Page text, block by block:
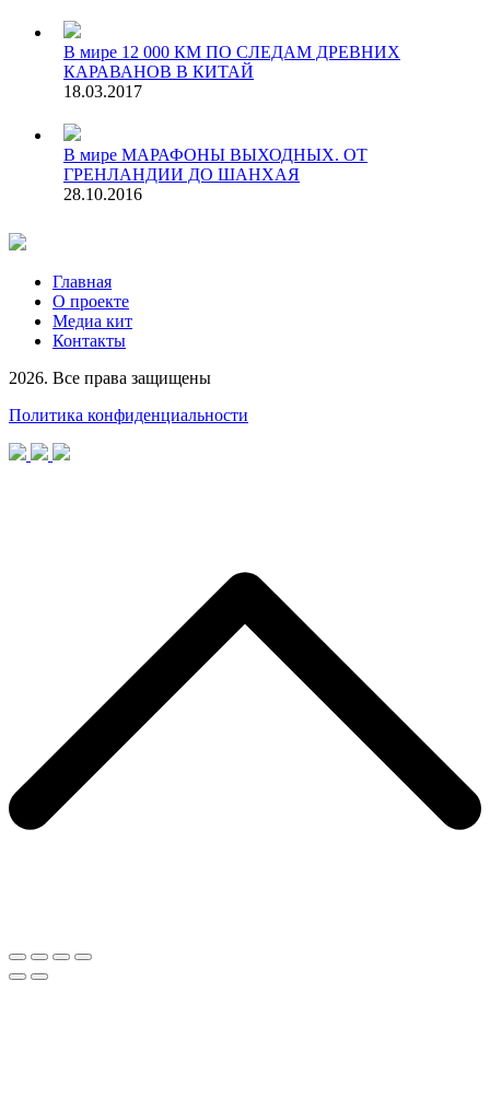
В мире 12 000 КМ ПО СЛЕДАМ ДРЕВНИХ
КАРАВАНОВ В КИТАЙ
18.03.2017
В мире МАРАФОНЫ ВЫХОДНЫХ. ОТ
ГРЕНЛАНДИИ ДО ШАНХАЯ
28.10.2016
Главная
О проекте
Медиа кит
Контакты
2026. Все права защищены
Политика конфиденциальности